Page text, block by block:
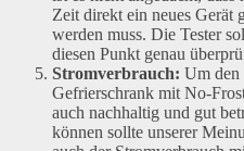
Zeit direkt ein neues Gerät
werden muss. Die Tester
diesen Punkt genau
Stromverbrauch: Um den
Gefrierschrank mit No-
auch nachhaltig und gut
können sollte unserer